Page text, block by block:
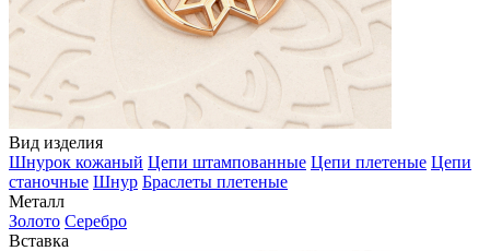
Вид изделия
Шнурок кожаный Цепи штампованные Цепи плетеные Цепи
станочные Шнур Браслеты плетеные
Металл
Золото Серебро
Вставка